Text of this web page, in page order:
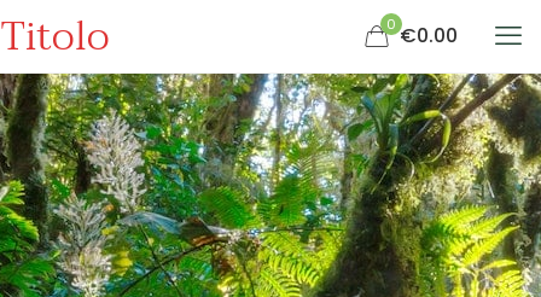
Titolo 0 €0.00